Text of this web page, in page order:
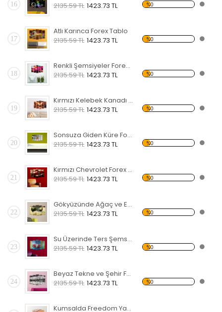
16
2135.59 TL 1423.73 TL %0
17
Atlı Karınca Forex Tablo
2135.59 TL 1423.73 TL %0
18
Renkli Şemsiyeler Forex Tablo
2135.59 TL 1423.73 TL %0
19
Kırmızı Kelebek Kanadı Forex Tablo
2135.59 TL 1423.73 TL %0
20
Sonsuza Giden Küre Forex Tablo
2135.59 TL 1423.73 TL %0
21
Kırmızı Chevrolet Forex Tablo
2135.59 TL 1423.73 TL %0
22
Gökyüzünde Ağaç ve Ev Forex Tablo
2135.59 TL 1423.73 TL %0
23
Su Üzerinde Ters Şemsiye Forex Tablo
2135.59 TL 1423.73 TL %0
24
Beyaz Tekne ve Şehir Forex Tablo
2135.59 TL 1423.73 TL %0
Kumsalda Freedom Yazısı Forex Tablo